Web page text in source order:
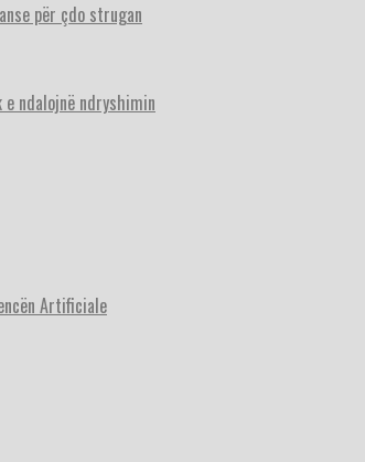
për çdo strugan
e ndalojnë ndryshimin
Artificiale